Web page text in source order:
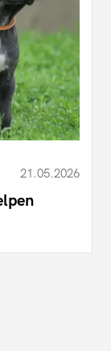
21.05.2026